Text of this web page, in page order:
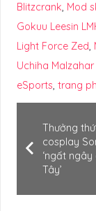
Blitzcrank, Mod
Gokuu Leesin
Light Force Zed,
Uchiha Malzahar
eSports, trang
Thưởng
cosplay
‘ngất
Tây’